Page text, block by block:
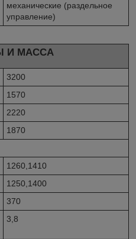
механические (раздельное
управление)
И МАССА
3200
1570
2220
1870
1260,1410
1250,1400
370
3,8